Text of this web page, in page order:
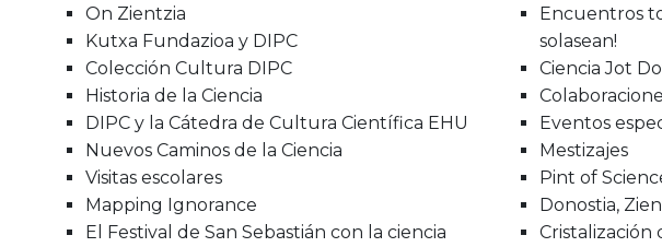
On Zientzia
Kutxa Fundazioa y DIPC
Colección Cultura DIPC
Historia de la Ciencia
DIPC y la Cátedra de Cultura Científica EHU
Nuevos Caminos de la Ciencia
Visitas escolares
Mapping Ignorance
El Festival de San Sebastián con la ciencia
Encuentros
solasean!
Ciencia Jot
Eventos
Mestizajes
Pint of
Donostia,
Cristalización